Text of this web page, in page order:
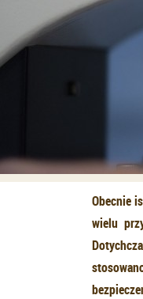
Obecnie
wielu